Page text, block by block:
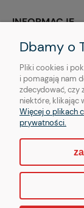
INFORMACJE
O NAS
Copyright © | OTHER
Dbamy o
Pliki cookies i
i pomagają nam
zdecydować,
niektóre, klikając
Więcej o plikach
prywatności.